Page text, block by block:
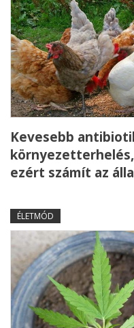
Kevesebb
ezért számít az
ÉLETMÓD